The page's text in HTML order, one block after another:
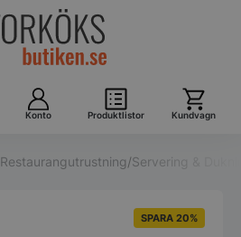
Konto Produktlistor Kundvagn
Restaurangutrustning/Servering &
SPARA 20%